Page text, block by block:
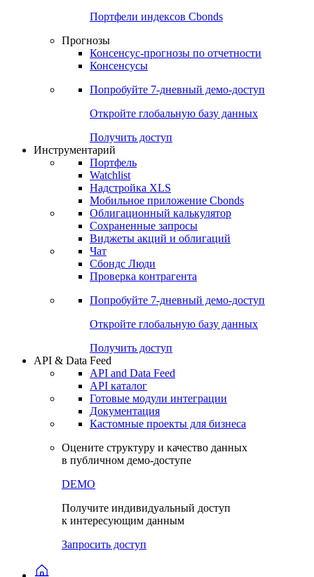
Портфели индексов Cbonds
Прогнозы
Консенсус-прогнозы по отчетности
Консенсусы
Попробуйте 7-дневный демо-доступ
Откройте глобальную базу данных
Получить доступ
Инструментарий
Портфель
Watchlist
Надстройка XLS
Мобильное приложение Cbonds
Облигационный калькулятор
Сохраненные запросы
Виджеты акций и облигаций
Чат
Сбондс Люди
Проверка контрагента
Попробуйте 7-дневный демо-доступ
Откройте глобальную базу данных
Получить доступ
API & Data Feed
API and Data Feed
API каталог
Готовые модули интеграции
Документация
Кастомные проекты для бизнеса
Оцените структуру и качество данных
в публичном демо-доступе
DEMO
Получите индивидуальный доступ
к интересующим данным
Запросить доступ